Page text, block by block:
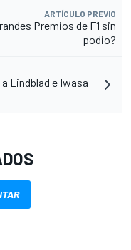
ARTÍCULO PREVIO
Premios de F1 sin
podio?
Lindblad e Iwasa